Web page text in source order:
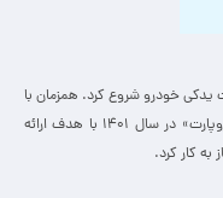
حوزه قطعات یدکی خودرو شروع کرد. همزمان با
رشد و توسعه فناوری در دنیای دیجیتال، گروه «کاروپارت» در سال ۱۴۰۱ با هدف ارائه
به کار کرد.